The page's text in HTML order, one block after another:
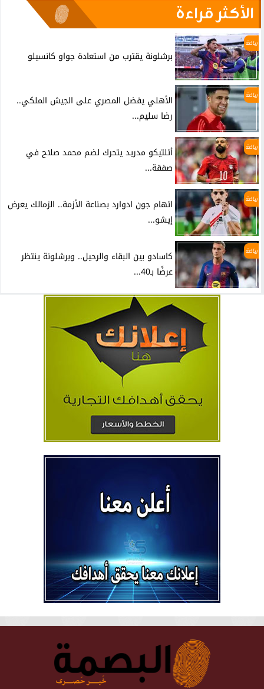
الأكثر قراءة
رياضة
برشلونة يقترب من استعادة جواو كانسيلو
رياضة
الأهلي يفضل المصري على الجيش الملكي..
رضا سليم...
رياضة
أتلتيكو مدريد يتحرك لضم محمد صلاح في
صفقة...
رياضة
اتهام جون ادوارد بصناعة الأزمة.. الزمالك يعرض
إيشو...
رياضة
كاسادو بين البقاء والرحيل.. وبرشلونة ينتظر
عرضًا بـ40...